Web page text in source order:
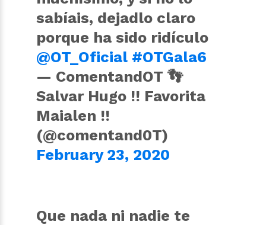
sabíais, dejadlo claro
porque ha sido ridículo
@OT_Oficial #OTGala6
— ComentandOT 👣
Salvar Hugo !! Favorita
Maialen !!
(@comentand0T)
February 23, 2020
Que nada ni nadie te